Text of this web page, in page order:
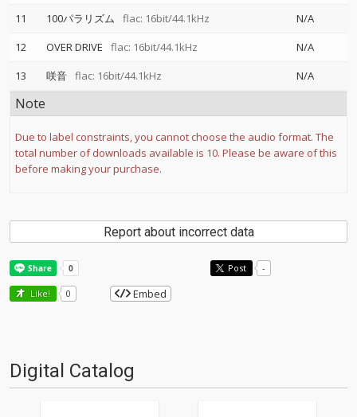
11
100パラリズム flac: 16bit/44.1kHz
N/A
12
OVER DRIVE flac: 16bit/44.1kHz
N/A
13
咲音 flac: 16bit/44.1kHz N/A
Note
Due to label constraints, you cannot choose the audio format. The
total number of downloads available is 10. Please be aware of this
before making your purchase.
Report about incorrect data
Post -
Like! 0 Embed
Digital Catalog